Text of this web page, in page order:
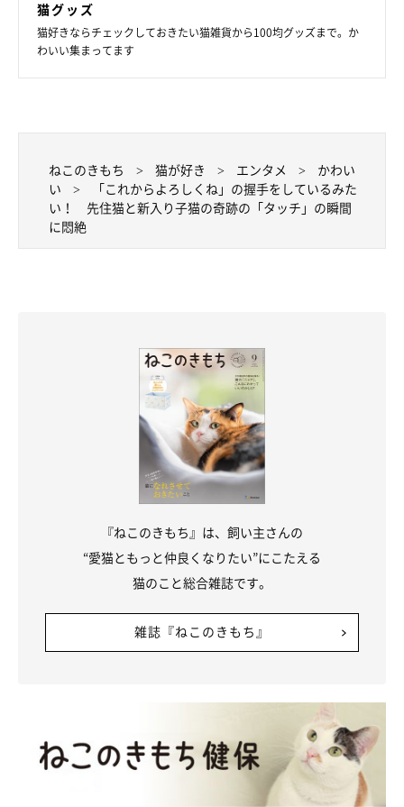
猫グッズ
猫好きならチェックしておきたい猫雑貨から100均グッズまで。か
わいい集まってます
ねこのきもち 猫が好き エンタメ
かわい
い
「これからよろしくね」の握手をしているみた
い！ 先住猫と新入り子猫の奇跡の「タッチ」の瞬間
に悶絶
『ねこのきもち』は、飼い主さんの
“愛猫ともっと仲良くなりたい”にこたえる
猫のこと総合雑誌です。
雑誌『ねこのきもち』